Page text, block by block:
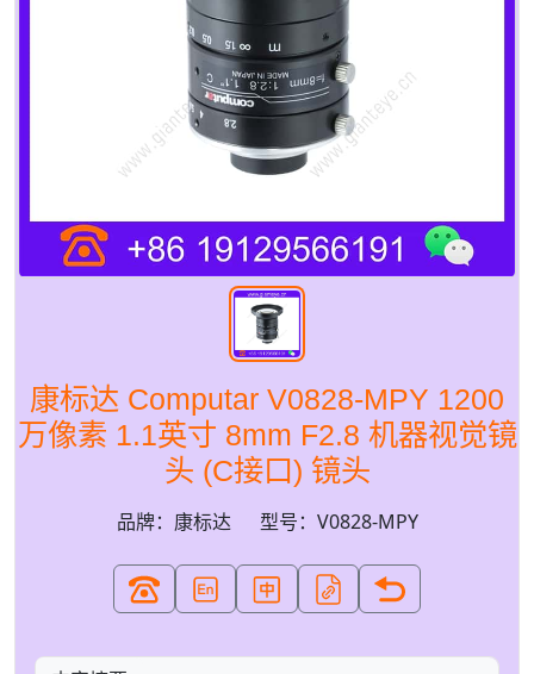
康标达 Computar V0828-MPY 1200
万像素 1.1英寸 8mm F2.8 机器视觉镜
头 (C接口) 镜头
品牌：康标达 型号：V0828-MPY